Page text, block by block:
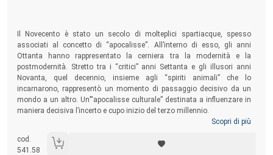
Il Novecento è stato un secolo di molteplici spartiacque, spesso
associati al concetto di “apocalisse”. All’interno di esso, gli anni
Ottanta hanno rappresentato la cerniera tra la modernità e la
postmodernità. Stretto tra i “critici” anni Settanta e gli illusori anni
Novanta, quel decennio, insieme agli “spiriti animali” che lo
incarnarono, rappresentò un momento di passaggio decisivo da un
mondo a un altro. Un’“apocalisse culturale” destinata a influenzare in
maniera decisiva l’incerto e cupo inizio del terzo millennio.
Scopri di più
cod.
541.58